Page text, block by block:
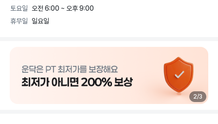
토요일
오전 6:00 ~ 오후 9:00
휴무일
일요일
2/3